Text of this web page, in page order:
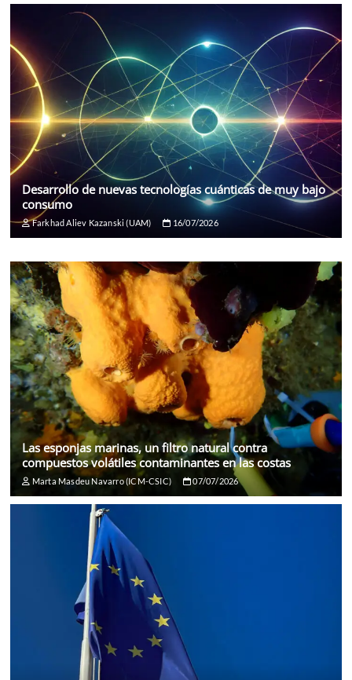
Desarrollo de nuevas tecnologías cuánticas de muy bajo
consumo
Farkhad Aliev Kazanski (UAM) 16/07/2026
Las esponjas marinas, un filtro natural contra
compuestos volátiles contaminantes en las costas
Marta Masdeu Navarro (ICM-CSIC) 07/07/2026